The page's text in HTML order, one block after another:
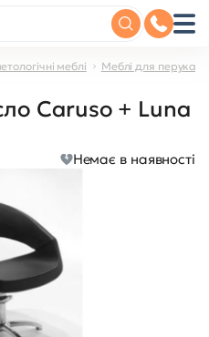
меблі Меблі для
Caruso + Luna
Немає в наявності